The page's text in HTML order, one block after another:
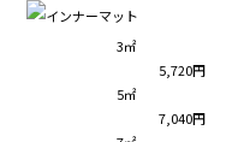
3㎡
5,720円
5㎡
7,040円